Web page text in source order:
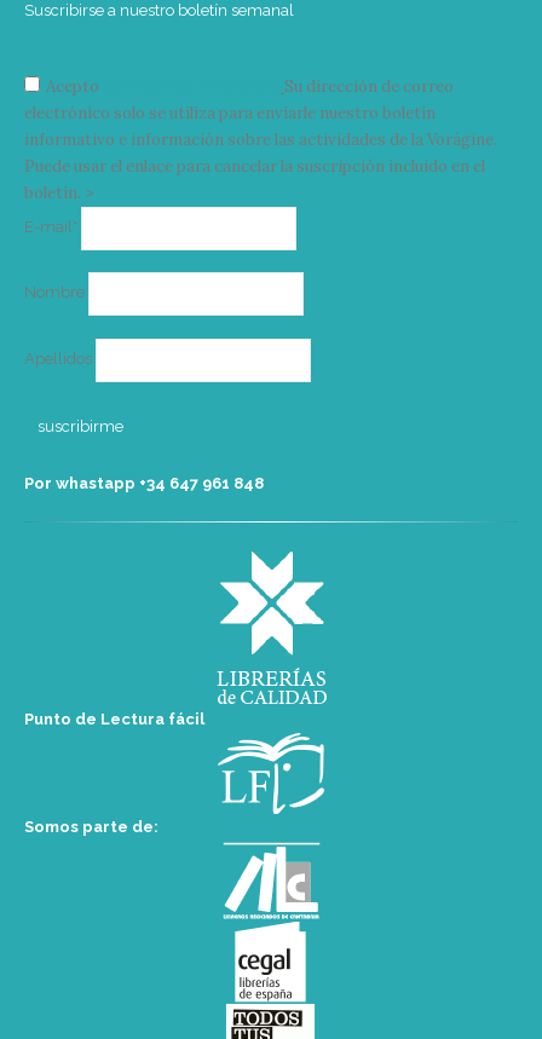
Suscribirse a nuestro boletín semanal
Acepto
Su dirección de correo
electrónico solo se utiliza para enviarle nuestro boletín
informativo e información sobre las actividades de la Vorágine.
Puede usar el enlace para cancelar la suscripción incluido en el
boletín. >
E-mail*
Nombre
Apellidos
Por whastapp +34 ‭647 961 848‬
Punto de Lectura fácil
Somos parte de: